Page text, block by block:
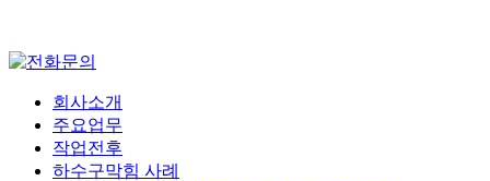
회사소개
주요업무
작업전후
하수구막힘 사례